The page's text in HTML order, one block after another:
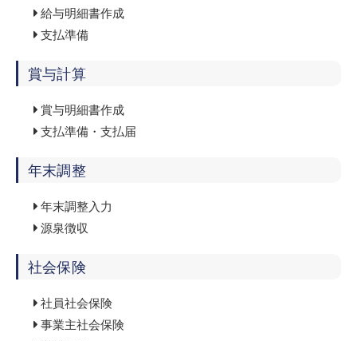
給与明細書作成
支払準備
賞与計算
賞与明細書作成
支払準備・支払届
年末調整
年末調整入力
源泉徴収
社会保険
社員社会保険
事業主社会保険